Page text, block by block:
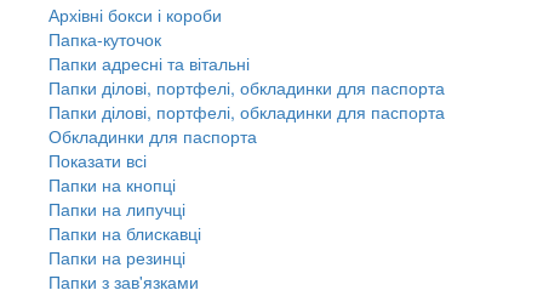
Архівні бокси і короби
Папка-куточок
Папки адресні та вітальні
Папки ділові, портфелі, обкладинки для паспорта
Папки ділові, портфелі, обкладинки для паспорта
Обкладинки для паспорта
Показати всі
Папки на кнопці
Папки на липучці
Папки на блискавці
Папки на резинці
Папки з зав'язками